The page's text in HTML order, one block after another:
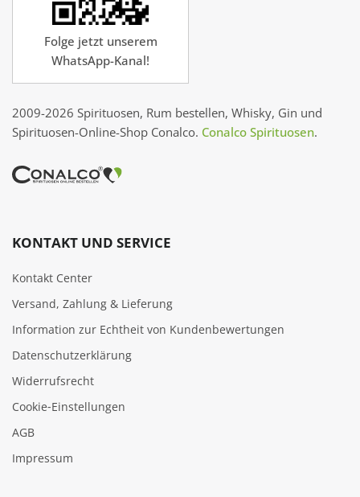
Folge jetzt unserem
WhatsApp-Kanal!
2009-2026 Spirituosen, Rum bestellen, Whisky, Gin und
Spirituosen-Online-Shop Conalco. Conalco Spirituosen.
KONTAKT UND SERVICE
Kontakt Center
Versand, Zahlung & Lieferung
Information zur Echtheit von Kundenbewertungen
Datenschutzerklärung
Widerrufsrecht
Cookie‑Einstellungen
AGB
Impressum